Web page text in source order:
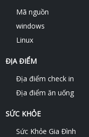
Mã nguồn
windows
Linux
ĐỊA ĐIỂM
Địa điểm check in
Địa điểm ăn uống
SỨC KHỎE
Sức Khỏe Gia Đình